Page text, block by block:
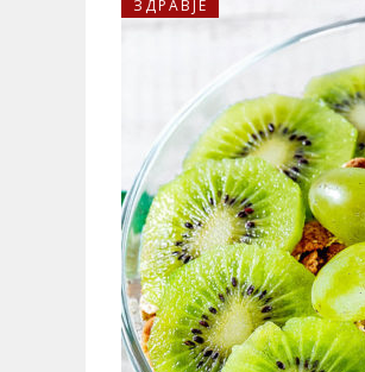
ЗДРАВЈЕ